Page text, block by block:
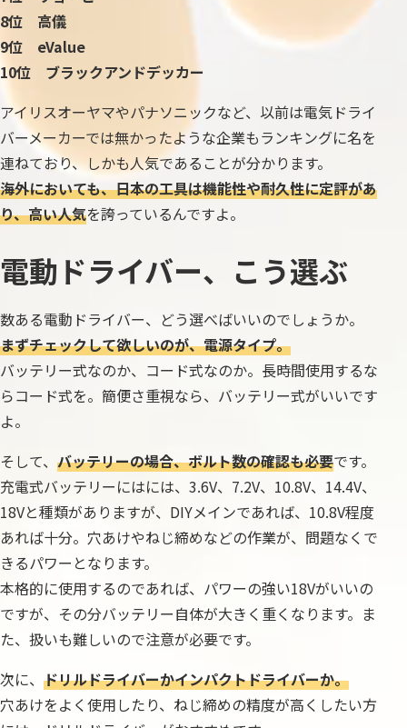
8位 高儀
9位 eValue
10位 ブラックアンドデッカー
アイリスオーヤマやパナソニックなど、以前は電気ドライ
バーメーカーでは無かったような企業もランキングに名を
連ねており、しかも人気であることが分かります。
海外においても、日本の工具は機能性や耐久性に定評があ
り、高い人気を誇っているんですよ。
電動ドライバー、こう選ぶ
数ある電動ドライバー、どう選べばいいのでしょうか。
まずチェックして欲しいのが、電源タイプ。
バッテリー式なのか、コード式なのか。長時間使用するな
らコード式を。簡便さ重視なら、バッテリー式がいいです
よ。
そして、 バッテリーの場合、ボルト数の確認も必要です。
充電式バッテリーにはには、3.6V、7.2V、10.8V、14.4V、
18Vと種類がありますが、DIYメインであれば、10.8V程度
あれば十分。穴あけやねじ締めなどの作業が、問題なくで
きるパワーとなります。
本格的に使用するのであれば、パワーの強い18Vがいいの
ですが、その分バッテリー自体が大きく重くなります。ま
た、扱いも難しいので注意が必要です。
次に、 ドリルドライバーかインパクトドライバーか。
穴あけをよく使用したり、ねじ締めの精度が高くしたい方